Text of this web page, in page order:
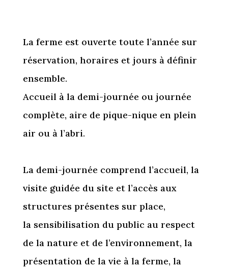
La ferme est ouverte toute l’année sur
réservation, horaires et jours à définir
ensemble.
Accueil à la demi-journée ou journée
complète, aire de pique-nique en plein
air ou à l’abri.
La demi-journée comprend l’accueil, la
visite guidée du site et l’accès aux
structures présentes sur place,
la sensibilisation du public au respect
de la nature et de l’environnement, la
présentation de la vie à la ferme, la